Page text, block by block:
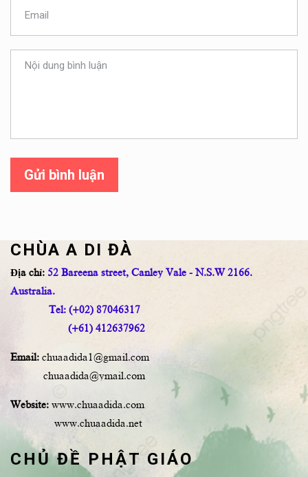
Gửi bình luận
CHÙA A DI ĐÀ
Địa chỉ: 52 Bareena street, Canley Vale - N.S.W 2166.
Australia.
Tel: (+02) 87046317
(+61) 412637962
Email: chuaadida1@gmail.com
chuaadida@ymail.com
Website: www.chuaadida.com
www.chuaadida.net
CHỦ ĐỀ PHẬT GIÁO